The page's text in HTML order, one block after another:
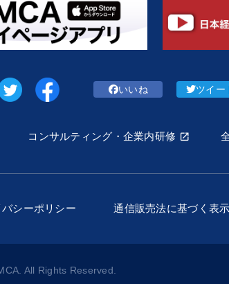
いいね ツイー
コンサルティング・企業内研修
シーポリシー 通信販売法に基づく表示
All Rights Reserved.